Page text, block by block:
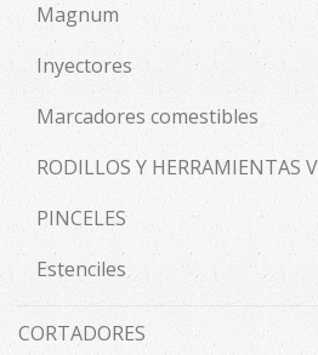
Magnum
Inyectores
Marcadores comestibles
RODILLOS Y HERRAMIENTAS
PINCELES
Estenciles
CORTADORES